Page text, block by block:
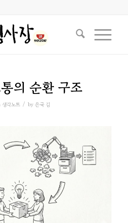
의 순환 구조
생각노트 / by 은국 김